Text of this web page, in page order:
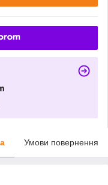
Умови повернення